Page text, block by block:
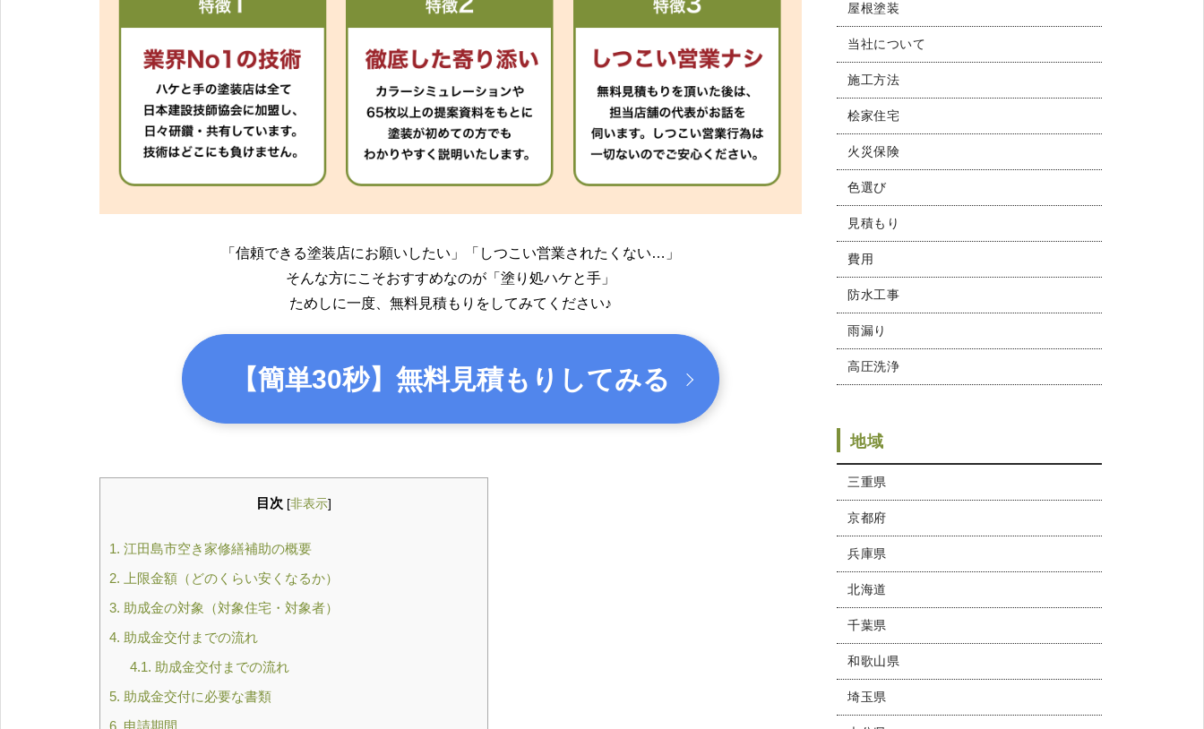
「信頼できる塗装店にお願いしたい」
「しつこい営業されたくない…」
そんな方にこそおすすめなのが「塗り処ハケと手」
ためしに一度、無料見積もりをしてみてください♪
【簡単30秒】 無料見積もりしてみる
目次 [非表示]
1. 江田島市空き家修繕補助の概要
2. 上限金額（どのくらい安くなるか）
3. 助成金の対象（対象住宅・対象者）
4. 助成金交付までの流れ
4.1. 助成金交付までの流れ
5. 助成金交付に必要な書類
6. 申請期間
屋根塗装
当社について
施工方法
桧家住宅
火災保険
色選び
見積もり
費用
防水工事
雨漏り
高圧洗浄
地域
三重県
京都府
兵庫県
北海道
千葉県
和歌山県
埼玉県